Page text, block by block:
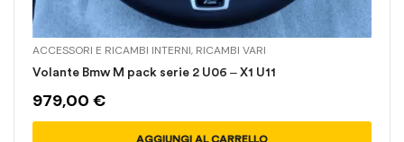
ACCESSORI E RICAMBI INTERNI, RICAMBI VARI
Volante Bmw M pack serie 2 U06 – X1 U11
979,00 €